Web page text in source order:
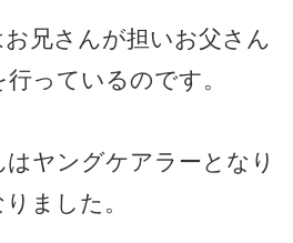
兄さんが担いお父さん
っているのです。
ヤングケアラーとなり
ました。